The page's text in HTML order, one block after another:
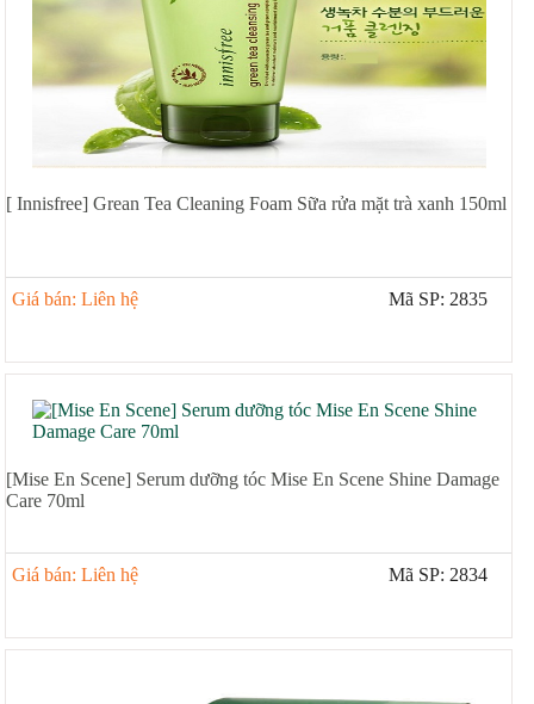
[ Innisfree] Grean Tea Cleaning Foam Sữa rửa mặt trà xanh 150ml
Giá bán: Liên hệ Mã SP: 2835
[Mise En Scene] Serum dưỡng tóc Mise En Scene Shine Damage
Care 70ml
Giá bán: Liên hệ Mã SP: 2834